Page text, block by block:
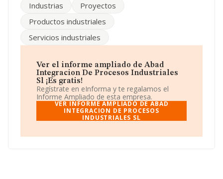
Para ponerse en contacto con sus oficinas, la empresa
info@abadipi.com. Para saber más puedes acceder a su
La sociedad españolaAbad Integracion de Procesos
fiscal en Calle Cuenca P I Alfac 2 núm. 8 8, (03440), en el
municipio de Ibi, Alicante, Comunidad Valenciana.
En base a la información de la que dispone INFORMA
sobre 3.353 compañías, en el ámbito nacional la
facturación alcanza la cifra de 8.065 millones de euros y
en 2024 la media de facturación de ventas entre todas
las compañías alcanza los 2 millones de euros. Con el
antigüedad alcanza los 25 años desde la constitución.
Industrias
Proyectos
Productos industriales
Servicios industriales
Ver el informe ampliado de Abad
Integracion De Procesos Industriales
Sl ¡Es gratis!
Regístrate en eInforma y te regalamos el
Informe Ampliado de esta empresa.
VER INFORME AMPLIADO DE ABAD
INTEGRACION DE PROCESOS
INDUSTRIALES SL